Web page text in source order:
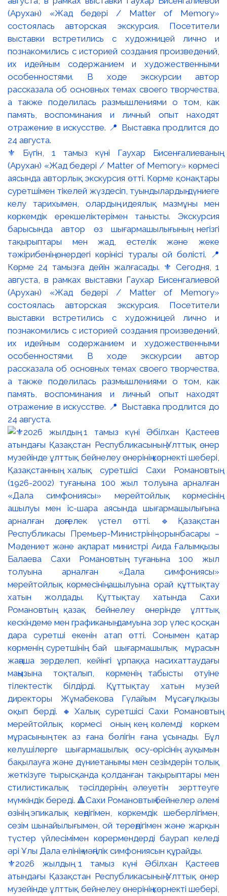
⚜️ Бүгін, 1 тамыз күні Гаухар Бисенғалиеваның
(Арухан) «Жад бедері / Matter of Memory» көрмесі
аясында авторлық экскурсия өтті. Көрме қонақтары
суретшімен тікелей жүздесіп, туындылардың дүниеге
келу тарихымен, олардың идеялық мазмұны мен
көркемдік ерекшеліктерімен танысты. Экскурсия
барысында автор өз шығармашылығының негізгі
тақырыптары мен жад, естелік және жеке
тәжірибенің өнердегі көрінісі туралы ой бөлісті. 📍
Көрме 24 тамызға дейін жалғасады. ⚜️ Сегодня, 1
августа, в рамках выставки Гаухар Бисенгалиевой
(Арухан) «Жад бедері / Matter of Memory»
состоялась авторская экскурсия. Посетители
выставки встретились с художницей лично и
познакомились с историей создания произведений,
их идейным содержанием и художественными
особенностями. В ходе экскурсии автор
рассказала об основных темах своего творчества,
а также поделилась размышлениями о том, как
память, воспоминания и личный опыт находят
отражение в искусстве. 📍 Выставка продлится до
24 августа.
⚜️2026 жылдың 1 тамыз күні Әбілхан Қастеев
атындағы Қазақстан Республикасының Ұлттық өнер
музейінде ұлттық бейнелеу өнерінің көрнекті шебері,